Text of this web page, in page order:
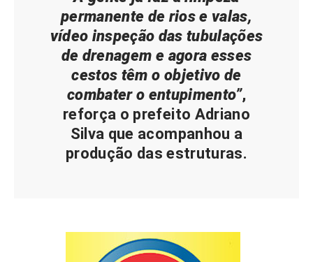
permanente de rios e valas,
vídeo inspeção das tubulações
de drenagem e agora esses
cestos têm o objetivo de
combater o entupimento”,
reforça o prefeito Adriano
Silva que acompanhou a
produção das estruturas.